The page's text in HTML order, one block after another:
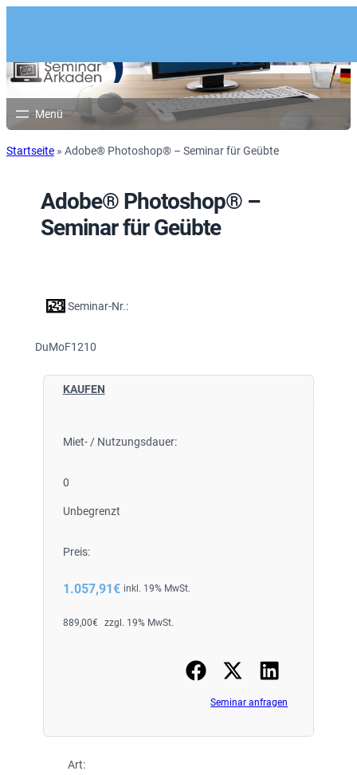
Startseite » Adobe® Photoshop® – Seminar für Geübte
Adobe® Photoshop® –
Seminar für Geübte
Seminar-Nr.:
DuMoF1210
KAUFEN
Miet- / Nutzungsdauer:
0
Unbegrenzt
Preis:
1.057,91€ inkl. 19% MwSt.
889,00€ zzgl. 19% MwSt.
Seminar anfragen
Art: